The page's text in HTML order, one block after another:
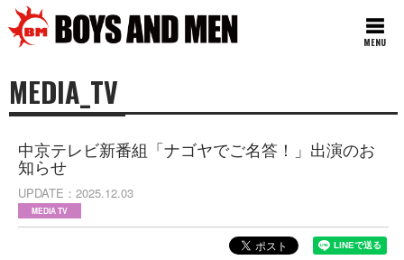
MENU
MEDIA_TV
中京テレビ新番組「ナゴヤでご名答！」出演のお
知らせ
UPDATE 2025.12.03
MEDIA TV